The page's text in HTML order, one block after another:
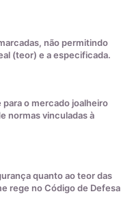
não permitindo
(teor) e a especificada.
o mercado joalheiro
normas vinculadas à
quanto ao teor das
rege no Código de Defesa